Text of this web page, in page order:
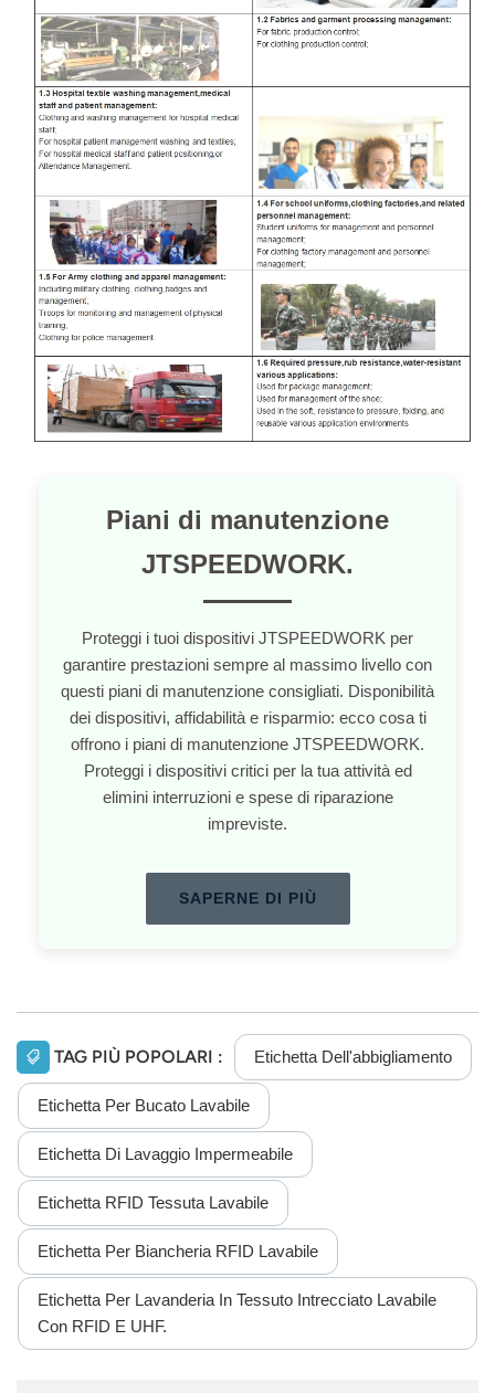
Piani di manutenzione
JTSPEEDWORK.
Proteggi i tuoi dispositivi JTSPEEDWORK per
garantire prestazioni sempre al massimo livello con
questi piani di manutenzione consigliati. Disponibilità
dei dispositivi, affidabilità e risparmio: ecco cosa ti
offrono i piani di manutenzione JTSPEEDWORK.
Proteggi i dispositivi critici per la tua attività ed
elimini interruzioni e spese di riparazione
impreviste.
SAPERNE DI PIÙ
TAG PIÙ POPOLARI : Etichetta Dell'abbigliamento
Etichetta Per Bucato Lavabile
Etichetta Di Lavaggio Impermeabile
Etichetta RFID Tessuta Lavabile
Etichetta Per Biancheria RFID Lavabile
Etichetta Per Lavanderia In Tessuto Intrecciato Lavabile
Con RFID E UHF.